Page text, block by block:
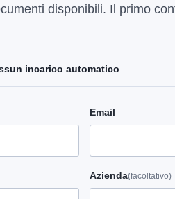
disponibili. Il primo
incarico automatico
Email
Azienda(facoltativo)